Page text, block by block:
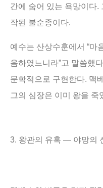
간에 숨어 있는 욕망이다.
작된 불순종이다.
예수는 산상수훈에서 “마
음하였느니라”고 말씀했다
문학적으로 구현한다. 맥
그의 심장은 이미 왕을 죽
3. 왕관의 유혹 ― 야망의